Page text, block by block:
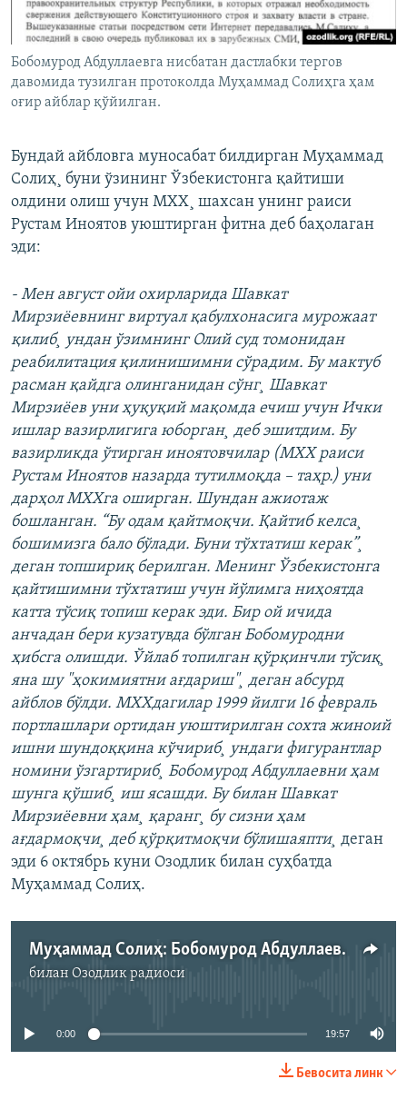
Бобомурод Абдуллаевга нисбатан дастлабки тергов
давомида тузилган протоколда Муҳаммад Солиҳга ҳам
оғир айблар қўйилган.
Бундай айбловга муносабат билдирган Муҳаммад
Солиҳ¸ буни ўзининг Ўзбекистонга қайтиши
олдини олиш учун МХХ¸ шахсан унинг раиси
Рустам Иноятов уюштирган фитна деб баҳолаган
эди:
- Мен август ойи охирларида Шавкат
Мирзиëевнинг виртуал қабулхонасига мурожаат
қилиб¸ ундан ўзимнинг Олий суд томонидан
реабилитация қилинишимни сўрадим. Бу мактуб
расман қайдга олинганидан сўнг¸ Шавкат
Мирзиëев уни ҳуқуқий мақомда ечиш учун Ички
ишлар вазирлигига юборган¸ деб эшитдим. Бу
вазирликда ўтирган иноятовчилар (МХХ раиси
Рустам Иноятов назарда тутилмоқда – таҳр.) уни
дарҳол МХХга оширган. Шундан ажиотаж
бошланган. “Бу одам қайтмоқчи. Қайтиб келса¸
бошимизга бало бўлади. Буни тўхтатиш керак”¸
деган топшириқ берилган. Менинг Ўзбекистонга
қайтишимни тўхтатиш учун йўлимга ниҳоятда
катта тўсиқ топиш керак эди. Бир ой ичида
анчадан бери кузатувда бўлган Бобомуродни
ҳибсга олишди. Ўйлаб топилган қўрқинчли тўсиқ¸
яна шу "ҳокимиятни ағдариш"¸ деган абсурд
айблов бўлди. МХХдагилар 1999 йилги 16 февраль
портлашлари ортидан уюштирилган сохта жиноий
ишни шундоққина кўчириб¸ ундаги фигурантлар
номини ўзгартириб¸ Бобомурод Абдуллаевни ҳам
шунга қўшиб¸ иш ясашди. Бу билан Шавкат
Мирзиëевни ҳам¸ қаранг¸ бу сизни ҳам
ағдармоқчи¸ деб қўрқитмоқчи бўлишаяпти¸ деган
эди 6 октябрь куни Озодлик билан суҳбатда
Муҳаммад Солиҳ.
Муҳаммад Солиҳ: Бобомурод Абдуллаев иши мени ватанга қайтармаслик учун уюштирилган фитна!
билан Озодлик радиоси
Айни дамда медиа-манба мавжуд эмас
0:00 19:57
Бевосита линк